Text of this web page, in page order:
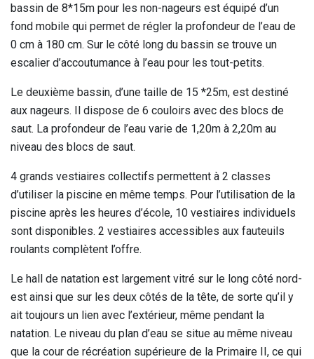
bassin de 8*15m pour les non-nageurs est équipé d’un
fond mobile qui permet de régler la profondeur de l’eau de
0 cm à 180 cm. Sur le côté long du bassin se trouve un
escalier d’accoutumance à l’eau pour les tout-petits.
Le deuxième bassin, d’une taille de 15 *25m, est destiné
aux nageurs. Il dispose de 6 couloirs avec des blocs de
saut. La profondeur de l’eau varie de 1,20m à 2,20m au
niveau des blocs de saut.
4 grands vestiaires collectifs permettent à 2 classes
d’utiliser la piscine en même temps. Pour l’utilisation de la
piscine après les heures d’école, 10 vestiaires individuels
sont disponibles. 2 vestiaires accessibles aux fauteuils
roulants complètent l’offre.
Le hall de natation est largement vitré sur le long côté nord-
est ainsi que sur les deux côtés de la tête, de sorte qu’il y
ait toujours un lien avec l’extérieur, même pendant la
natation. Le niveau du plan d’eau se situe au même niveau
que la cour de récréation supérieure de la Primaire II, ce qui